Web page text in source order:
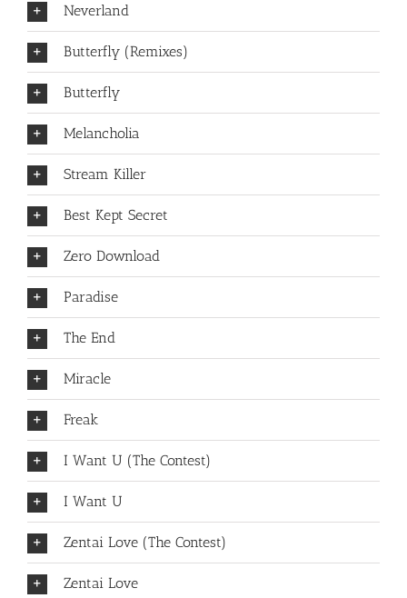
Neverland
Butterfly (Remixes)
Butterfly
Melancholia
Stream Killer
Best Kept Secret
Zero Download
Paradise
The End
Miracle
Freak
I Want U (The Contest)
I Want U
Zentai Love (The Contest)
Zentai Love